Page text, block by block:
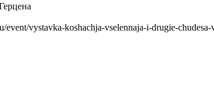
event/vystavka-koshachja-vselennaja-i-drugie-